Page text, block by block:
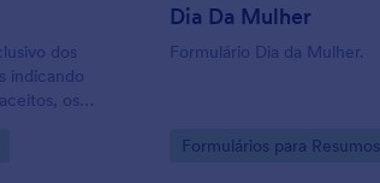
dos
indicando
os
solicitada
Dia Da Mulher
Formulário Dia da Mulher.
Go to Category:
Formulários para Resumos